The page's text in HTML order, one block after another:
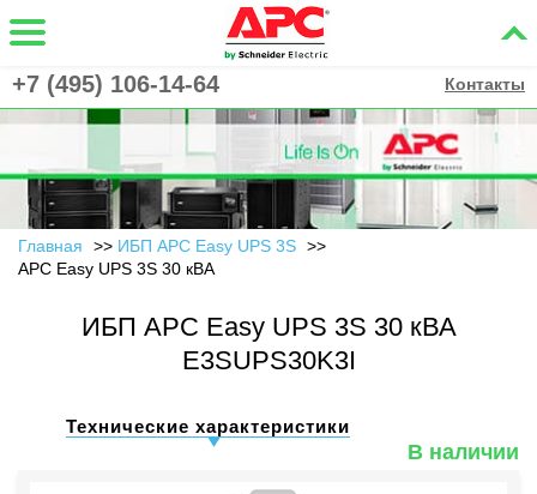
+7 (495) 106-14-64 Контакты
Главная
ИБП APC Easy UPS 3S
APC Easy UPS 3S 30 кВА
ИБП APC Easy UPS 3S 30 кВА
E3SUPS30K3I
Технические характеристики
В наличии